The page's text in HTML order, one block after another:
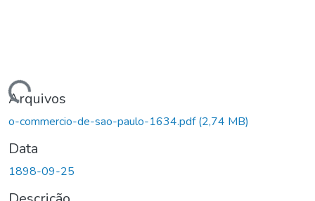
Carregando...
Arquivos
o-commercio-de-sao-paulo-1634.pdf(2,74 MB)
Data
1898-09-25